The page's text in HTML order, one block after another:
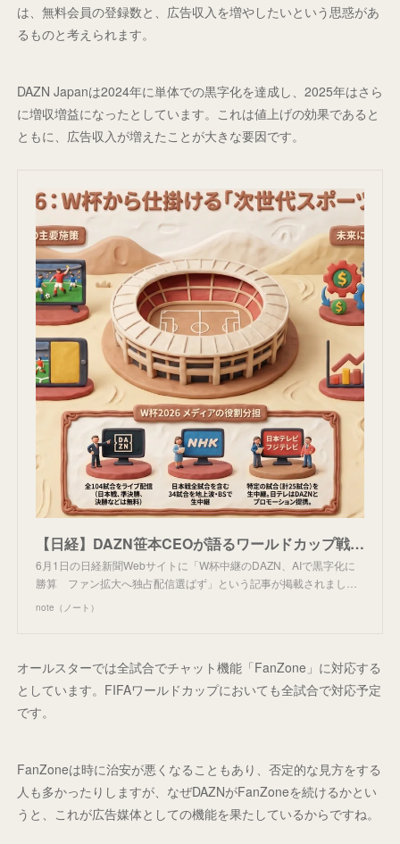
は、無料会員の登録数と、広告収入を増やしたいという思惑があ
るものと考えられます。
DAZN Japanは2024年に単体での黒字化を達成し、2025年はさら
に増収増益になったとしています。これは値上げの効果であると
ともに、広告収入が増えたことが大きな要因です。
【日経】DAZN笹本CEOが語るワールドカップ戦略｜ふらわあ: スポーツ放映権の世界
6月1日の日経新聞Webサイトに「W杯中継のDAZN、AIで黒字化に
勝算 ファン拡大へ独占配信選ばず」という記事が掲載されまし…
note（ノート）
オールスターでは全試合でチャット機能「FanZone」に対応する
としています。FIFAワールドカップにおいても全試合で対応予定
です。
FanZoneは時に治安が悪くなることもあり、否定的な見方をする
人も多かったりしますが、なぜDAZNがFanZoneを続けるかとい
うと、これが広告媒体としての機能を果たしているからですね。